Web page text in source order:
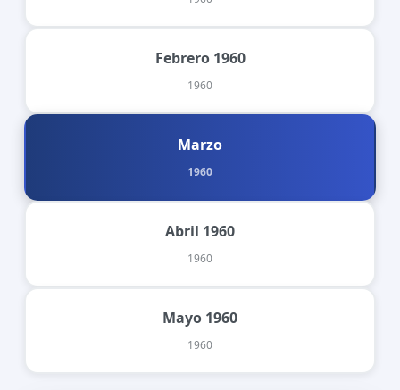
Febrero 1960
1960
Marzo
1960
Abril 1960
1960
Mayo 1960
1960